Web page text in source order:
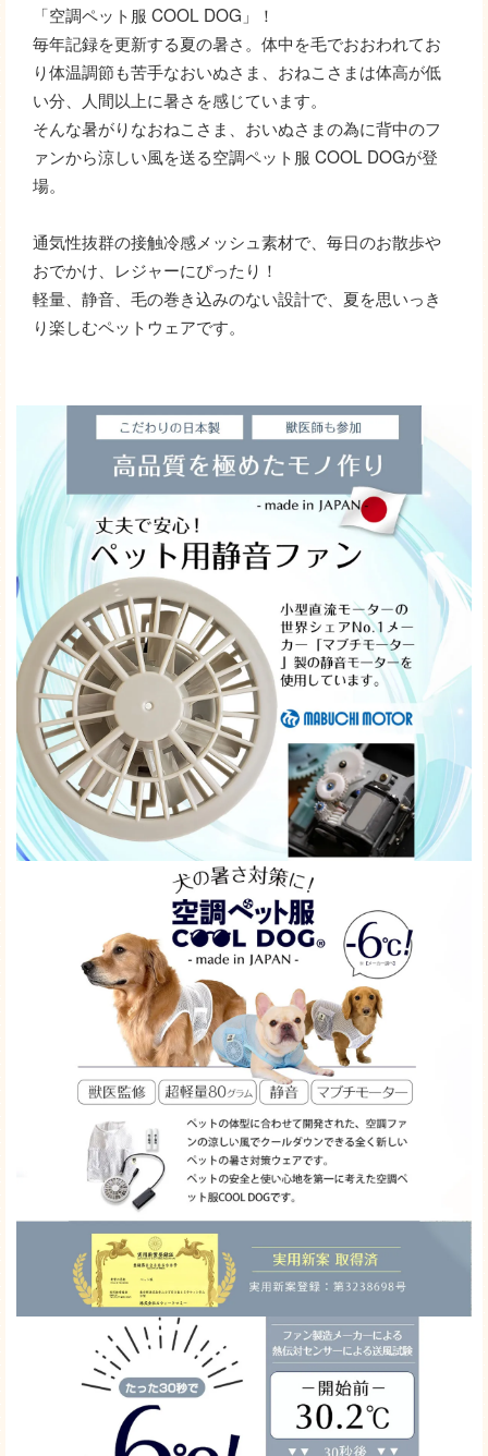
「空調ペット服 COOL DOG」！
毎年記録を更新する夏の暑さ。体中を毛でおおわれてお
り体温調節も苦手なおいぬさま、おねこさまは体高が低
い分、人間以上に暑さを感じています。
そんな暑がりなおねこさま、おいぬさまの為に背中のフ
ァンから涼しい風を送る空調ペット服 COOL DOGが登
場。
通気性抜群の接触冷感メッシュ素材で、毎日のお散歩や
おでかけ、レジャーにぴったり！
軽量、静音、毛の巻き込みのない設計で、夏を思いっき
り楽しむペットウェアです。